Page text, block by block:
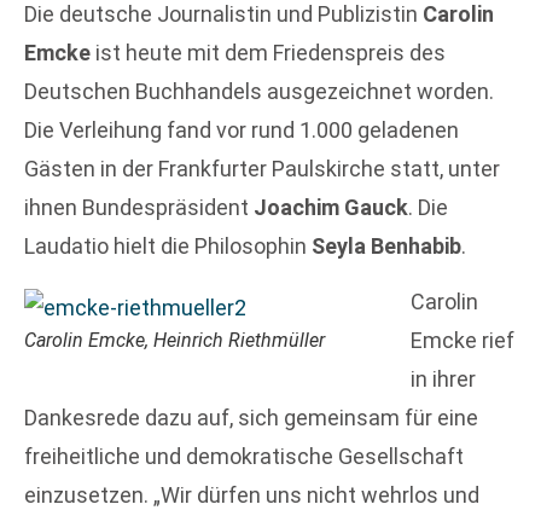
Die deutsche Journalistin und Publizistin Carolin
Emcke ist heute mit dem Friedenspreis des
Deutschen Buchhandels ausgezeichnet worden.
Die Verleihung fand vor rund 1.000 geladenen
Gästen in der Frankfurter Paulskirche statt, unter
ihnen Bundespräsident Joachim Gauck. Die
Laudatio hielt die Philosophin Seyla Benhabib.
Carolin Emcke, Heinrich Riethmüller
Carolin
Emcke rief
in ihrer
Dankesrede dazu auf, sich gemeinsam für eine
freiheitliche und demokratische Gesellschaft
einzusetzen. „Wir dürfen uns nicht wehrlos und